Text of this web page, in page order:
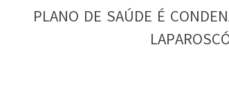
PLANO DE SAÚDE É